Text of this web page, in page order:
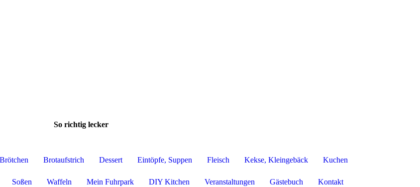
So richtig lecker
Brotaufstrich Dessert Eintöpfe, Suppen Fleisch Kekse, Kleingebäck Kuchen
Soßen Waffeln Mein Fuhrpark DIY Kitchen Veranstaltungen Gästebuch Kontakt